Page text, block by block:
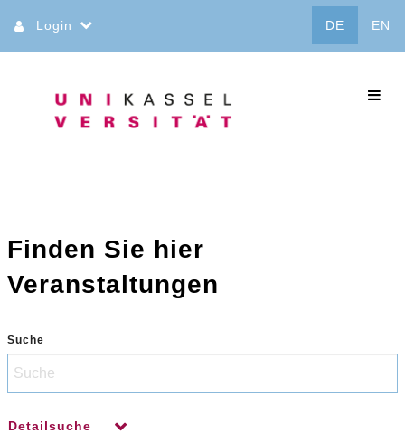
zum
Inhalt
Login DE EN
Finden Sie hier
Veranstaltungen
Suche
Detailsuche